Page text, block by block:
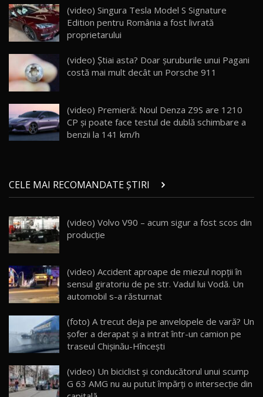
17 20:06
30:08
AutoBlog.MD
23:36
20
Noul ZEEKR 7X / Test Drive AutoBlog.MD
21
Micul BYD Dolphin Surf / Test Drive
AutoBlog.MD
16:59
22
Noua Mazda 6e / Test Drive AutoBlog.MD
26:59
23
Lynk & Co 01 / Test Drive AutoBlog.MD
25:19
ZEEKR 009: Cel mai Performant și Confortabil
Van Electric Testat în Moldova / AutoBlog.MD
26:38
25
mai Exclusiv și Puternic Defender Testat în
Moldova
32:21
(video) Singura Tesla Model S Signature
Edition pentru România a fost livrată
proprietarului
(video) Știai asta? Doar șuruburile unui Pagani
costă mai mult decât un Porsche 911
(video) Premieră: Noul Denza Z9S are 1210
CP și poate face testul de dublă schimbare a
benzii la 141 km/h
CELE MAI RECOMANDATE ȘTIRI
(video) Volvo V90 – acum sigur a fost scos din
producție
(video) Accident aproape de miezul nopţii în
sensul giratoriu de pe str. Vadul lui Vodă. Un
automobil s-a răsturnat
(foto) A trecut deja pe anvelopele de vară? Un
şofer a derapat şi a intrat într-un camion pe
traseul Chişinău-Hînceşti
(video) Un biciclist şi conducătorul unui scump
G 63 AMG nu au putut împărți o intersecție din